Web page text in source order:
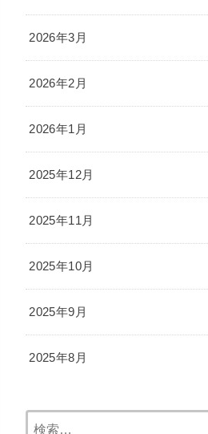
2026年3月
2026年2月
2026年1月
2025年12月
2025年11月
2025年10月
2025年9月
2025年8月